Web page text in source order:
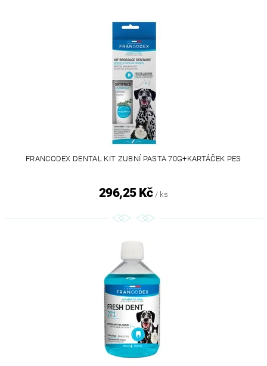
FRANCODEX DENTAL KIT ZUBNÍ PASTA 70G+KARTÁČEK PES
296,25 Kč / ks